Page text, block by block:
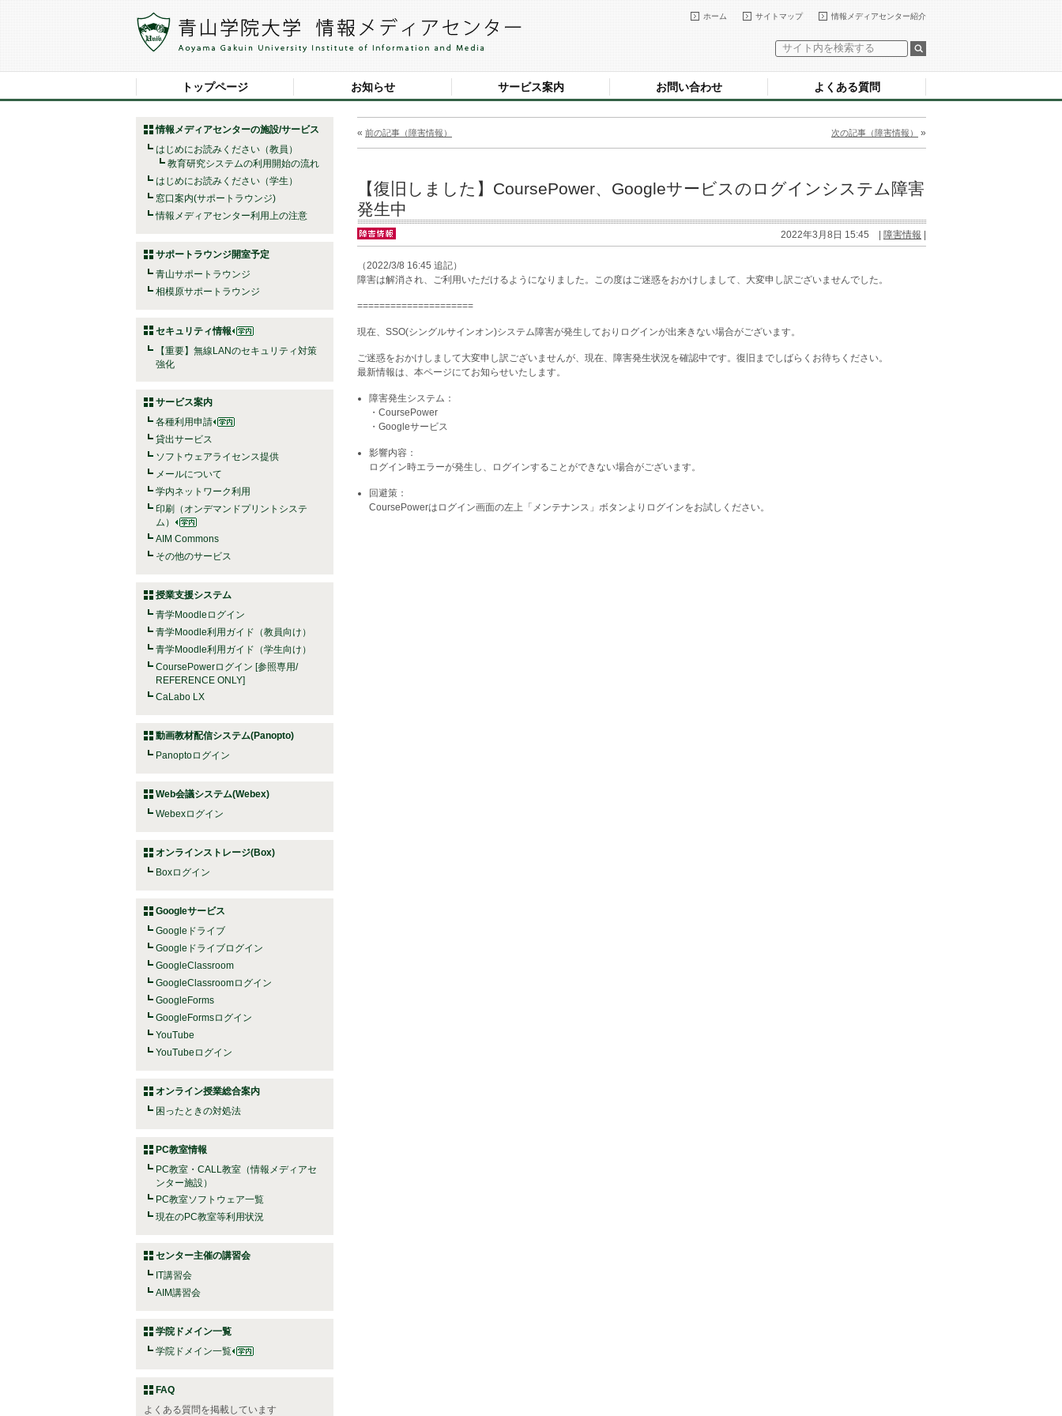
情報メディアセンター紹介
サイトマップ
ホーム
トップページ お知らせ サービス案内 お問い合わせ よくある質問
情報メディアセンターの施設/サービス
はじめにお読みください（教員）
教育研究システムの利用開始の流れ
はじめにお読みください（学生）
窓口案内(サポートラウンジ)
情報メディアセンター利用上の注意
サポートラウンジ開室予定
青山サポートラウンジ
相模原サポートラウンジ
セキュリティ情報
【重要】無線LANのセキュリティ対策
強化
サービス案内
各種利用申請
貸出サービス
ソフトウェアライセンス提供
メールについて
学内ネットワーク利用
印刷（オンデマンドプリントシステ
ム）
AIM Commons
その他のサービス
授業支援システム
青学Moodleログイン
青学Moodle利用ガイド（教員向け）
青学Moodle利用ガイド（学生向け）
CoursePowerログイン [参照専用/
REFERENCE ONLY]
CaLabo LX
動画教材配信システム(Panopto)
Panoptoログイン
Web会議システム(Webex)
Webexログイン
オンラインストレージ(Box)
Boxログイン
Googleサービス
Googleドライブ
Googleドライブログイン
GoogleClassroom
GoogleClassroomログイン
GoogleForms
GoogleFormsログイン
YouTube
YouTubeログイン
オンライン授業総合案内
困ったときの対処法
PC教室情報
PC教室・CALL教室（情報メディアセ
ンター施設）
PC教室ソフトウェア一覧
現在のPC教室等利用状況
センター主催の講習会
IT講習会
AIM講習会
学院ドメイン一覧
学院ドメイン一覧
FAQ
よくある質問を掲載しています
« 前の記事（障害情報） 次の記事（障害情報） »
【復旧しました】CoursePower、Googleサービスのログインシステム障害
発生中
2022年3月8日 15:45 | 障害情報
（2022/3/8 16:45 追記）
障害は解消され、ご利用いただけるようになりました。この度はご迷惑をおかけしまして、大変申し訳ございませんでした。
=====================
現在、SSO(シングルサインオン)システム障害が発生しておりログインが出来きない場合がございます。
ご迷惑をおかけしまして大変申し訳ございませんが、現在、障害発生状況を確認中です。復旧までしばらくお待ちください。
最新情報は、本ページにてお知らせいたします。
障害発生システム：
・CoursePower
・Googleサービス
影響内容：
ログイン時エラーが発生し、ログインすることができない場合がございます。
回避策：
CoursePowerはログイン画面の左上「メンテナンス」ボタンよりログインをお試しください。